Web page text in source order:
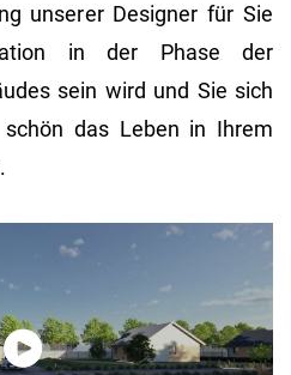
unserer Designer für Sie
in der Phase der
sein wird und Sie sich
das Leben in Ihrem